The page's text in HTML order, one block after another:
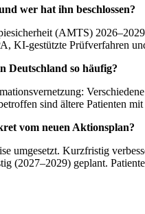
wer hat ihn beschlossen?
(AMTS)
KI-gestützte Prüfverfahren
Deutschland so häufig?
sind ältere Patienten
vom neuen Aktionsplan?
umgesetzt. Kurzfristig
(2027–2029) geplant.